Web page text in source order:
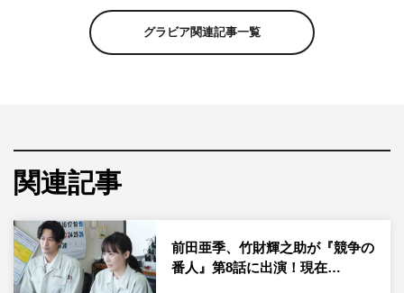
（講談社）が原作。誰もが一度は聞いたことがあるが、そ
の実態についてはあまり知られていない行政機関・公正取
晩酌にぴったりのサントリー“秋の味”の「金麦」の魅力を
とのブツ読みを終え、家で楽しく、秋の食材と「金麦」で
晩酌をするという、ドラマ内の“オフショット”のような作
りとなっている。
グラビア関連記事一覧
関連記事
前田亜季、竹財輝之助が『競争の
番人』第8話に出演！現在…